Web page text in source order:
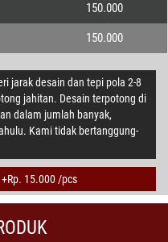
150.000
150.000
jarak desain dan tepi pola 2-8
jahitan. Desain terpotong di
dalam jumlah banyak,
Kami tidak bertanggung-
+Rp. 15.000 /pcs